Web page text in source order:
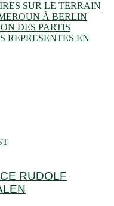
SUR LE TERRAIN
À BERLIN
DES PARTIS
REPRESENTES EN
RUDOLF